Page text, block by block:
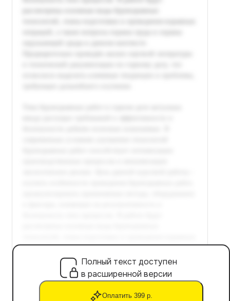
Полный текст доступен
в расширенной версии
Оплатить 399 р.